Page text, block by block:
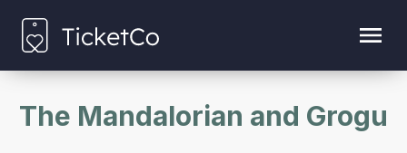
The Mandalorian and Grogu